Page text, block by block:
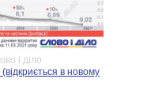
і діло
в новому